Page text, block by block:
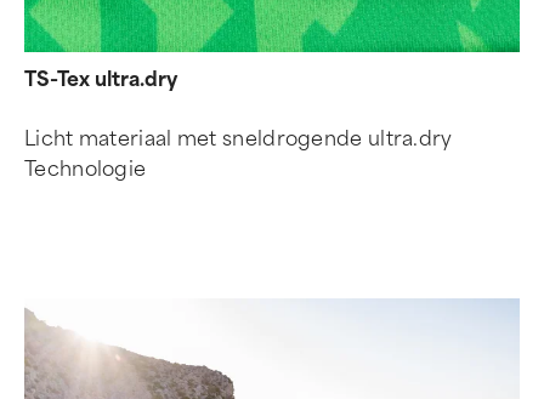
TS-Tex ultra.dry
Licht materiaal met sneldrogende ultra.dry
Technologie